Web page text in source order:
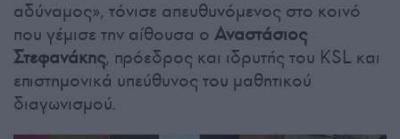
αδύναμος», τόνισε απευθυνόμενος στο κοινό
που γέμισε την αίθουσα ο Αναστάσιος
Στεφανάκης, πρόεδρος και ιδρυτής του KSL και
επιστημονικά υπεύθυνος του μαθητικού
διαγωνισμού.